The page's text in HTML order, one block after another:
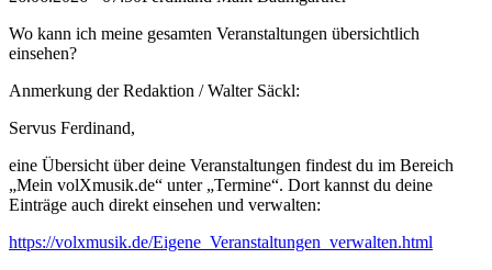
Wo kann ich meine gesamten Veranstaltungen übersichtlich
einsehen?
Anmerkung der Redaktion /Walter Säckl:
Servus Ferdinand,
eine Übersicht über deine Veranstaltungen findest du im Bereich
„Mein volXmusik.de“ unter „Termine“. Dort kannst du deine
Einträge auch direkt einsehen und verwalten:
https://volxmusik.de/Eigene_Veranstaltungen_verwalten.html